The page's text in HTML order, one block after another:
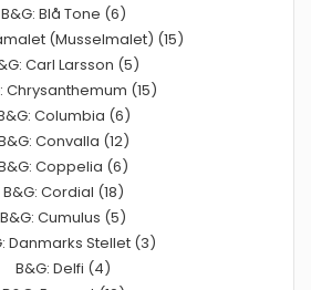
B&G: Blå Tone (6)
(Musselmalet) (15)
Carl Larsson (5)
Chrysanthemum (15)
Columbia (6)
Convalla (12)
Coppelia (6)
B&G: Cordial (18)
B&G: Cumulus (5)
Danmarks Stellet (3)
B&G: Delfi (4)